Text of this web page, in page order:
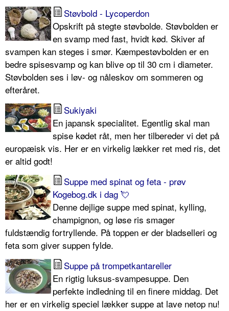
Støvbold - Lycoperdon
Opskrift på stegte støvbolde. Støvbolden er
en svamp med fast, hvidt kød. Skiver af
svampen kan steges i smør. Kæmpestøvbolden er en
bedre spisesvamp og kan blive op til 30 cm i diameter.
Støvbolden ses i løv- og nåleskov om sommeren og
efteråret.
Sukiyaki
En japansk specialitet. Egentlig skal man
spise kødet råt, men her tilbereder vi det på
europæisk vis. Her er en virkelig lækker ret med ris, det
er altid godt!
Suppe med spinat og feta - prøv
Kogebog.dk i dag 💘
Denne dejlige suppe med spinat, kylling,
champignon, og løse ris smager
fuldstændig fortryllende. På toppen er der bladselleri og
feta som giver suppen fylde.
Suppe på trompetkantareller
En rigtig luksus-svampesuppe. Den
perfekte indledning til en finere middag. Det
her er en virkelig speciel lækker suppe at lave netop nu!